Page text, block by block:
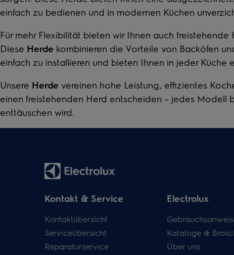
einfach zu bedienen und in modernen Küchen
Für mehr Flexibilität bieten wir Ihnen auch freistehende
Diese Herde kombinieren die Vorteile von Backöfen
einfach zu installieren und bieten Ihnen in jeder
Unsere Herde vereinen hohe Leistung, effizientes
einen freistehenden Herd entscheiden – jedes Modell
enttäuschen wird.
Kontakt & Service
Kontaktübersicht
Serviceübersicht
Reparaturservice
Electrolux
Kataloge &
Über uns